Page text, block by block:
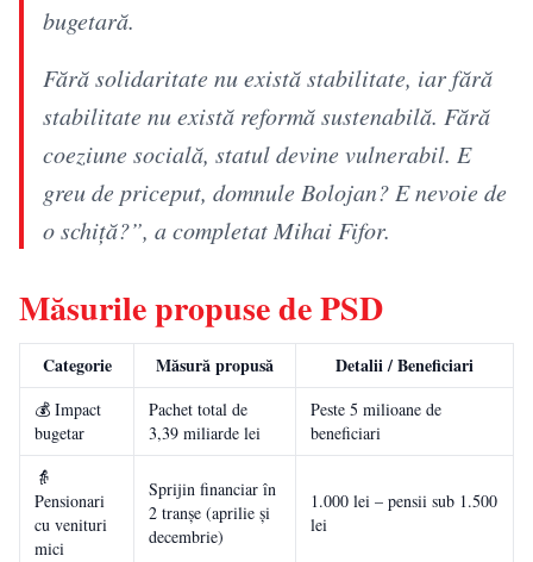
bugetară.
Fără solidaritate nu există stabilitate, iar fără
stabilitate nu există reformă sustenabilă. Fără
coeziune socială, statul devine vulnerabil. E
greu de priceput, domnule Bolojan? E nevoie de
o schiță?”, a completat Mihai Fifor.
Măsurile propuse de PSD
Categorie Măsură propusă Detalii / Beneficiari
💰 Impact
bugetar
Pachet total de
3,39 miliarde lei
Peste 5 milioane de
beneficiari
👵
Pensionari
cu venituri
mici
Sprijin financiar în
2 tranșe (aprilie și
decembrie)
1.000 lei – pensii sub 1.500
lei